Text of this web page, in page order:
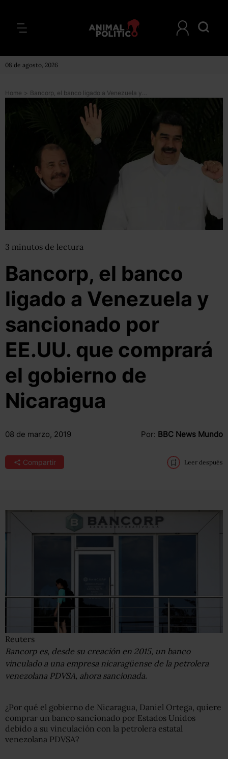
08 de agosto, 2026
Home > Bancorp, el banco ligado a Venezuela y sancionado por EE.UU. que comprará el gobierno de Nicaragua
3 minutos de lectura
Bancorp, el banco
ligado a Venezuela y
sancionado por
EE.UU. que comprará
el gobierno de
Nicaragua
08 de marzo, 2019 Por: BBC News Mundo
Compartir Leer después
Reuters
Bancorp es, desde su creación en 2015, un banco
vinculado a una empresa nicaragüense de la petrolera
venezolana PDVSA, ahora sancionada.
¿Por qué el gobierno de Nicaragua, Daniel Ortega, quiere
comprar un banco sancionado por Estados Unidos
debido a su vinculación con la petrolera estatal
venezolana PDVSA?